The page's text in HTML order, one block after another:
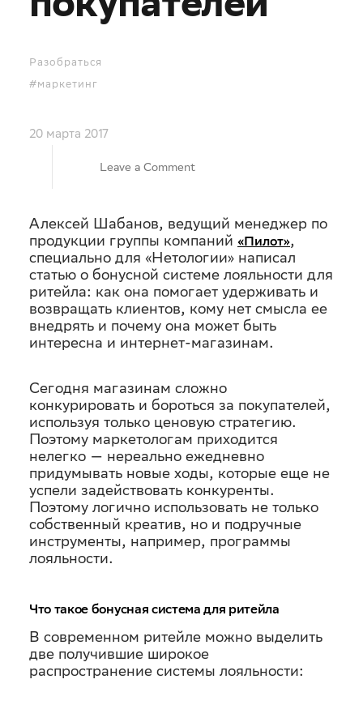
Разобраться
#маркетинг
20 марта 2017
Leave a Commenton
в
ритейле:
как
удержать
и
вернуть
покупателей
Алексей Шабанов, ведущий менеджер по
продукции группы компаний «Пилот»,
специально для «Нетологии» написал
статью о бонусной системе лояльности для
ритейла: как она помогает удерживать и
возвращать клиентов, кому нет смысла ее
внедрять и почему она может быть
интересна и интернет-магазинам.
Сегодня магазинам сложно
конкурировать и бороться за покупателей,
используя только ценовую стратегию.
Поэтому маркетологам приходится
нелегко — нереально ежедневно
придумывать новые ходы, которые еще не
успели задействовать конкуренты.
Поэтому логично использовать не только
собственный креатив, но и подручные
инструменты, например, программы
лояльности.
Что такое бонусная система для ритейла
В современном ритейле можно выделить
две получившие широкое
распространение системы лояльности: